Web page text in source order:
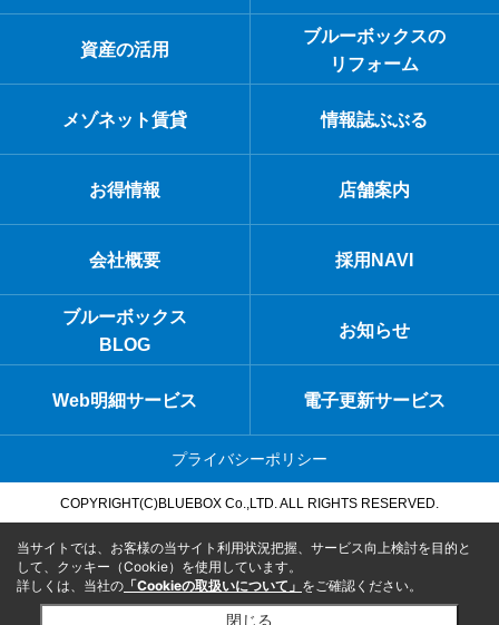
資産の活用
ブルーボックスの
リフォーム
メゾネット賃貸 情報誌ぶぶる
お得情報 店舗案内
会社概要 採用NAVI
ブルーボックス
BLOG
お知らせ
Web明細サービス 電子更新サービス
プライバシーポリシー
COPYRIGHT(C)BLUEBOX Co.,LTD. ALL RIGHTS RESERVED.
当サイトでは、お客様の当サイト利用状況把握、サービス向上検討を目的と
して、クッキー（Cookie）を使用しています。
詳しくは、当社の 「Cookieの取扱いについて」 をご確認ください。
閉じる